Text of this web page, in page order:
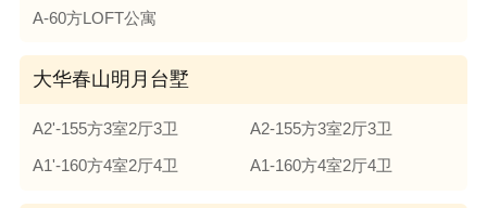
A-60方LOFT公寓
大华春山明月台墅
A2'-155方3室2厅3卫
A2-155方3室2厅3卫
A1'-160方4室2厅4卫
A1-160方4室2厅4卫